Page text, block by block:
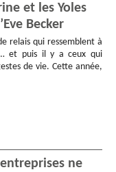
et les Yoles
Becker
relais qui ressemblent à
et puis il y a ceux qui
de vie. Cette année,
ne